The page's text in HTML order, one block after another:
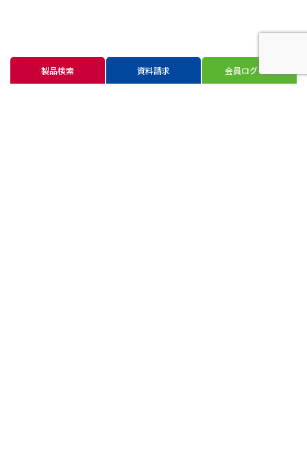
製品検索 資料請求 会員ログイン